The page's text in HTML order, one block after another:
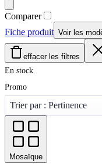
Comparer
Fiche produit Voir les
effacer les filtres
En stock
Promo
Mosaïque